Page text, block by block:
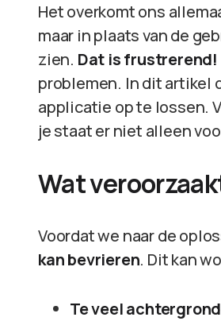
Het overkomt ons
maar in plaats van de
zien. Dat is frustrerend!
problemen. In dit artikel
applicatie op te lossen.
je staat er niet alleen
Wat
Voordat we naar de
kan bevrieren. Dit kan
Te veel